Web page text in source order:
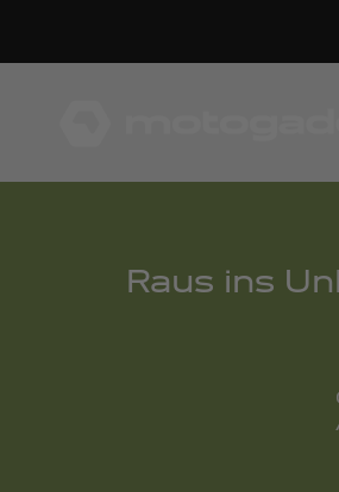
Raus ins